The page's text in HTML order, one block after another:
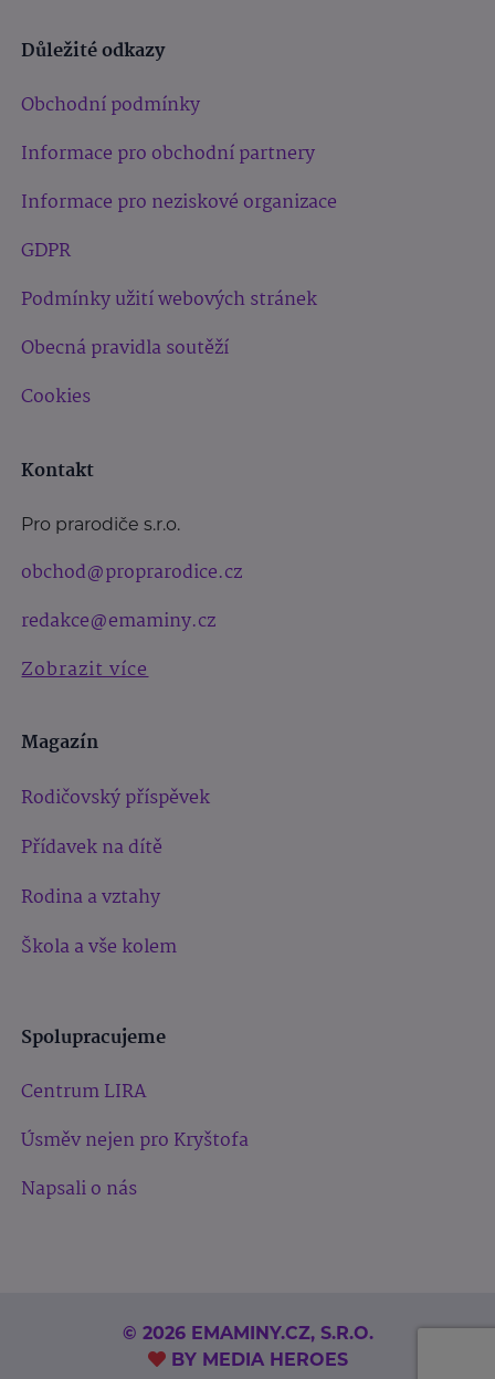
Důležité odkazy
Obchodní podmínky
Informace pro obchodní partnery
Informace pro neziskové organizace
GDPR
Podmínky užití webových stránek
Obecná pravidla soutěží
Cookies
Kontakt
Pro prarodiče s.r.o.
obchod@proprarodice.cz
redakce@emaminy.cz
Zobrazit více
Magazín
Rodičovský příspěvek
Přídavek na dítě
Rodina a vztahy
Škola a vše kolem
Spolupracujeme
Centrum LIRA
Úsměv nejen pro Kryštofa
Napsali o nás
© 2026 EMAMINY.CZ, S.R.O.
BY MEDIA HEROES